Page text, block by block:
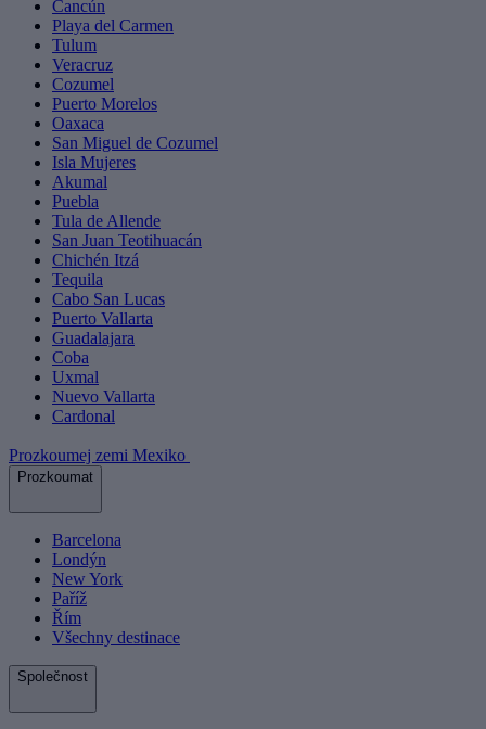
Cancún
Playa del Carmen
Tulum
Veracruz
Cozumel
Puerto Morelos
Oaxaca
San Miguel de Cozumel
Isla Mujeres
Akumal
Puebla
Tula de Allende
San Juan Teotihuacán
Chichén Itzá
Tequila
Cabo San Lucas
Puerto Vallarta
Guadalajara
Coba
Uxmal
Nuevo Vallarta
Cardonal
Prozkoumej zemi Mexiko
Prozkoumat
Barcelona
Londýn
New York
Paříž
Řím
Všechny destinace
Společnost